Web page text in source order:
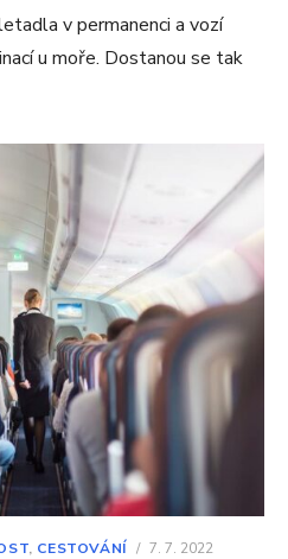
v permanenci a vozí
u moře. Dostanou se tak
, CESTOVÁNÍ / 7. 7. 2022